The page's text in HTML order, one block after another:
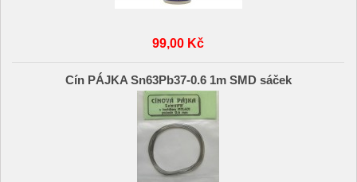
99,00 Kč
Cín PÁJKA Sn63Pb37-0.6 1m SMD sáček